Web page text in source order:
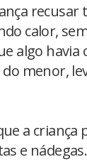
recusar
calor,
algo
menor,
a criança
e